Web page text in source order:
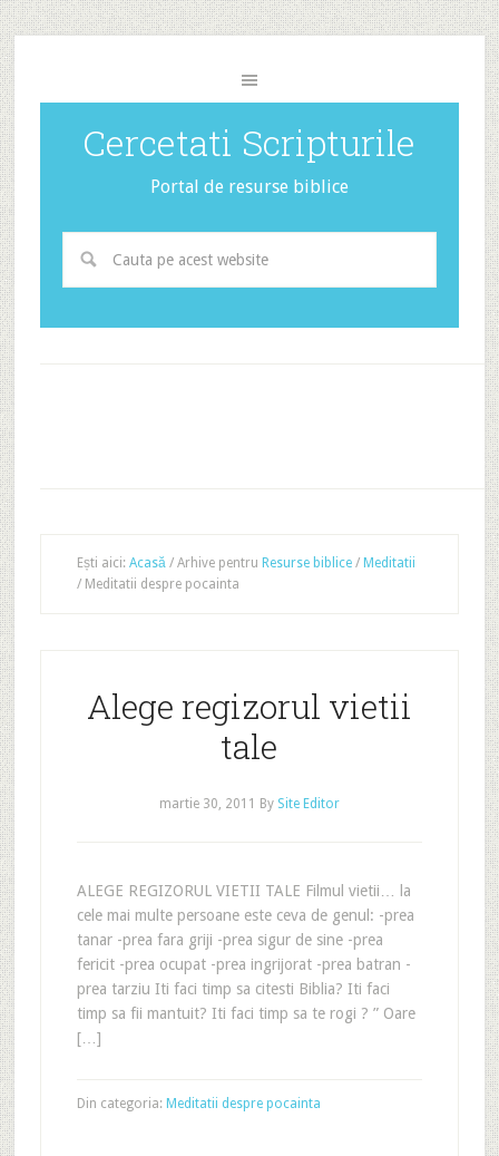
Cercetati Scripturile
Portal de resurse biblice
Ești aici: Acasă /Arhive pentru Resurse biblice / Meditatii
/Meditatii despre pocainta
Alege regizorul vietii
tale
martie 30, 2011 By Site Editor
ALEGE REGIZORUL VIETII TALE Filmul vietii… la
cele mai multe persoane este ceva de genul: -prea
tanar -prea fara griji -prea sigur de sine -prea
fericit -prea ocupat -prea ingrijorat -prea batran -
prea tarziu Iti faci timp sa citesti Biblia? Iti faci
timp sa fii mantuit? Iti faci timp sa te rogi ? ” Oare
[…]
Din categoria: Meditatii despre pocainta